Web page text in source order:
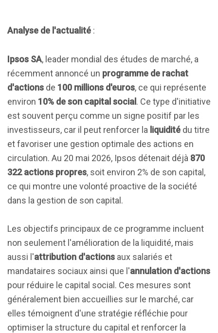
Analyse de l'actualité :
Ipsos SA, leader mondial des études de marché, a
récemment annoncé un programme de rachat
d'actions de 100 millions d'euros, ce qui représente
environ 10% de son capital social . Ce type d'initiative
est souvent perçu comme un signe positif par les
investisseurs, car il peut renforcer la liquidité du titre
et favoriser une gestion optimale des actions en
circulation. Au 20 mai 2026, Ipsos détenait déjà 870
322 actions propres, soit environ 2% de son capital,
ce qui montre une volonté proactive de la société
dans la gestion de son capital.
Les objectifs principaux de ce programme incluent
non seulement l'amélioration de la liquidité, mais
aussi l'attribution d'actions aux salariés et
mandataires sociaux ainsi que l'annulation d'actions
pour réduire le capital social. Ces mesures sont
généralement bien accueillies sur le marché, car
elles témoignent d'une stratégie réfléchie pour
optimiser la structure du capital et renforcer la